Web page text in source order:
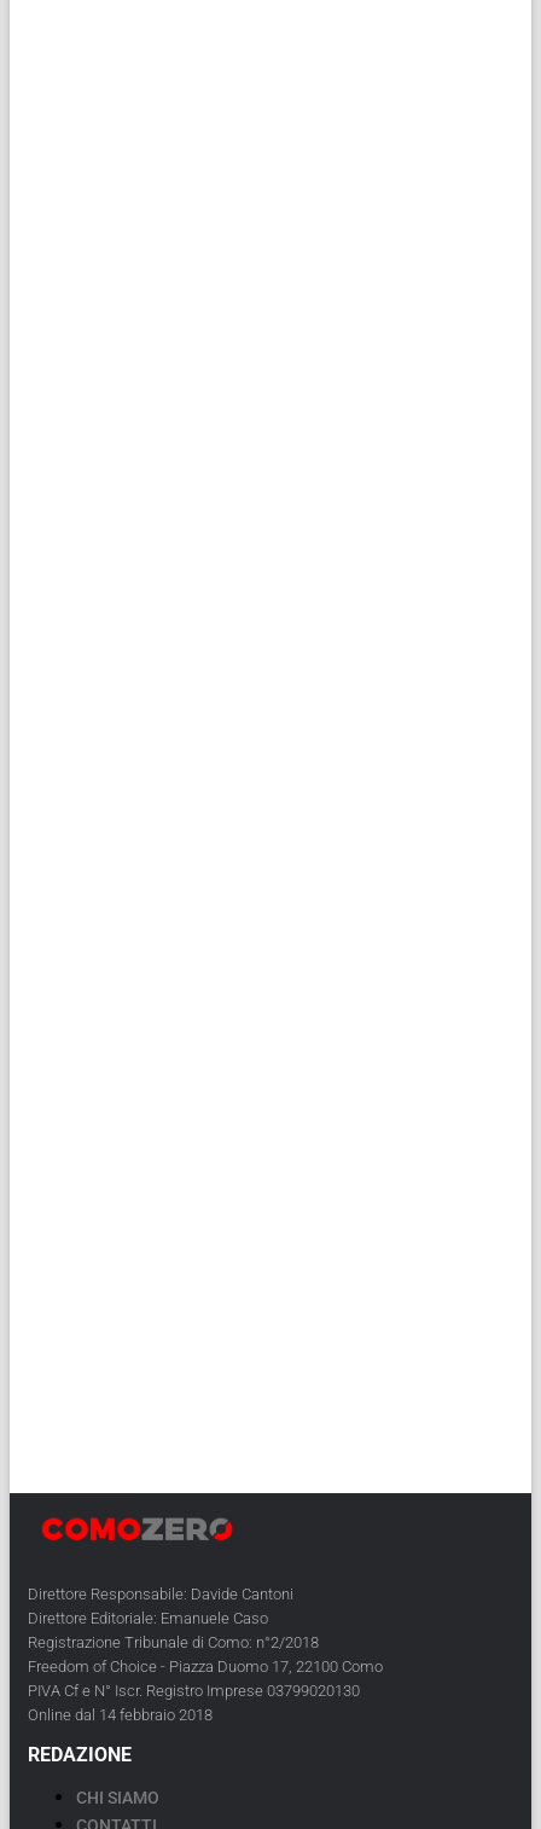
Direttore Responsabile: Davide Cantoni
Direttore Editoriale: Emanuele Caso
Registrazione Tribunale di Como: n°2/2018
Freedom of Choice - Piazza Duomo 17, 22100 Como
PIVA Cf e N° Iscr. Registro Imprese 03799020130
Online dal 14 febbraio 2018
REDAZIONE
CHI SIAMO